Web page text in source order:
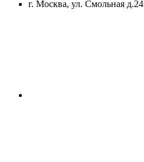
г. Москва, ул. Смольная д.24